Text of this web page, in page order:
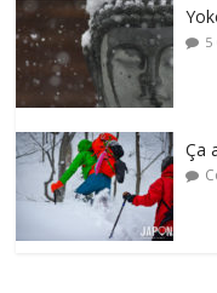
5
Ça